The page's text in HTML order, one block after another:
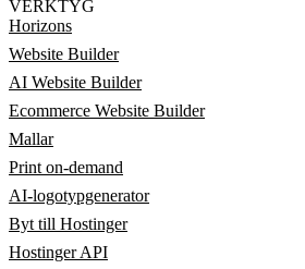
VERKTYG
Horizons
Website Builder
AI Website Builder
Ecommerce Website Builder
Mallar
Print on-demand
AI-logotypgenerator
Byt till Hostinger
Hostinger API